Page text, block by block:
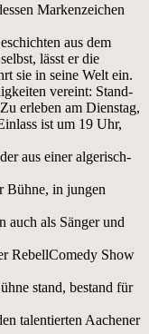
Markenzeichen
aus dem
lässt er die
sie in seine Welt ein.
vereint: Stand-
erleben am Dienstag,
ist um 19 Uhr,
aus einer algerisch-
Bühne, in jungen
auch als Sänger und
RebellComedy Show
stand, bestand für
talentierten Aachener